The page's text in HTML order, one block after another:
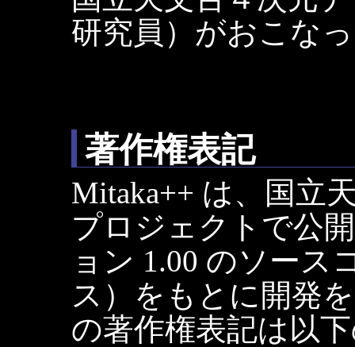
研究員）がおこな
著作権表記
Mitaka++ は、国立
プロジェクトで公
ョン 1.00 のソース
ス）をもとに開発
の著作権表記は以